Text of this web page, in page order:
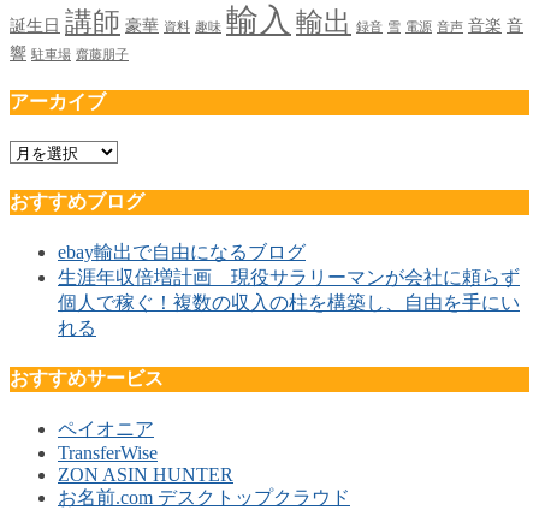
誕生日 講師 豪華 資料 趣味 輸入 輸出 録音 雪 電源 音声 音楽 音
響 駐車場 齋藤朋子
アーカイブ
ア
カ
おすすめブログ
ebay輸出で自由になるブログ
生涯年収倍増計画 現役サラリーマンが会社に頼らず
個人で稼ぐ！複数の収入の柱を構築し、自由を手にい
れる
おすすめサービス
ペイオニア
TransferWise
ZON ASIN HUNTER
お名前.com デスクトップクラウド